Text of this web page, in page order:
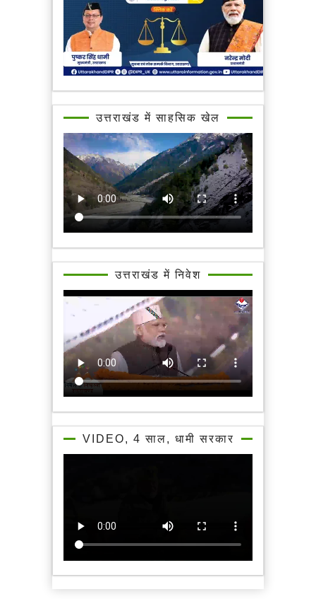
उत्तराखंड में साहसिक खेल
उत्तराखंड में निवेश
VIDEO, 4 साल, धामी सरकार